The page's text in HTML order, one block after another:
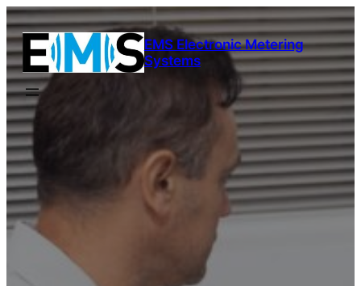
Sari
la
conținut
EMS Electronic Metering
Systems